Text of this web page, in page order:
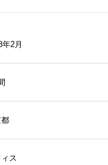
年2月
ス